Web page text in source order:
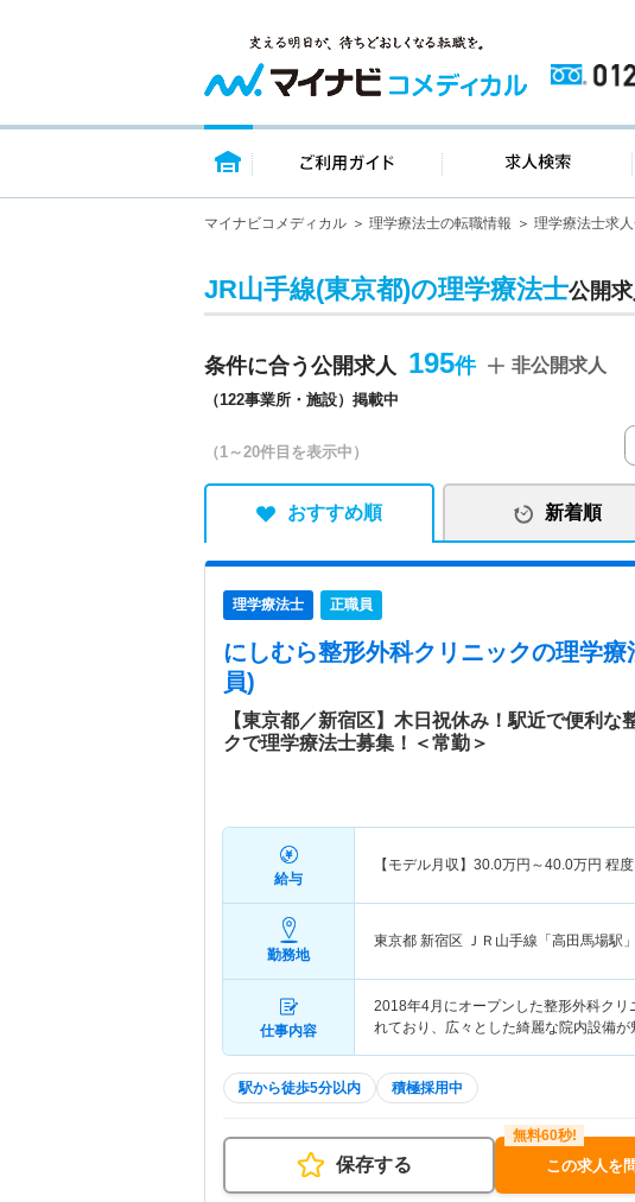
トップページ ご利用ガイド
マイナビコメディカル 理学療法士の転職情報 理学療法士求
JR山手線(東京都)の理学療法士公開
条件に合う公開求人 195
（122事業所・施設）掲載中
非公開求人
（1～20件目を表示中）
おすすめ順 新着順
理学療法士 正職員
にしむら整形外科クリニックの理学療
員)
【東京都／新宿区】木日祝休み！駅近で便利な
クで理学療法士募集！＜常勤＞
給与
【モデル月収】 30.0万円～40.0万円 程
勤務地
東京都 新宿区 ＪＲ山手線「高田馬場駅
仕事内容
2018年4月にオープンした整形外科ク
れており、広々とした綺麗な院内設備
駅から徒歩5分以内 積極採用中
保存する この求人を